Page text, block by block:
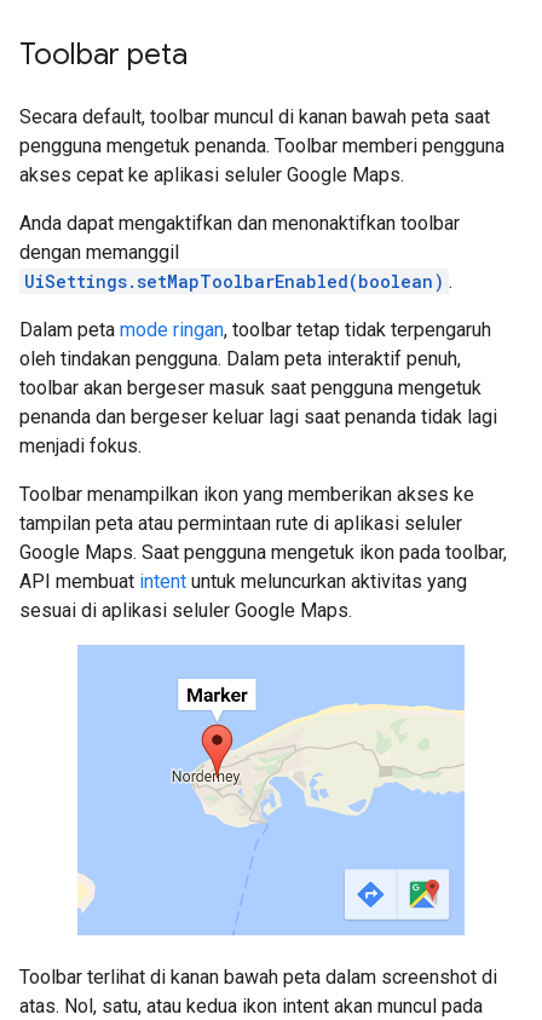
Toolbar peta
Secara default, toolbar muncul di kanan bawah peta saat
pengguna mengetuk penanda. Toolbar memberi pengguna
akses cepat ke aplikasi seluler Google Maps.
Anda dapat mengaktifkan dan menonaktifkan toolbar
dengan memanggil
UiSettings.setMapToolbarEnabled(boolean) .
Dalam peta mode ringan, toolbar tetap tidak terpengaruh
oleh tindakan pengguna. Dalam peta interaktif penuh,
toolbar akan bergeser masuk saat pengguna mengetuk
penanda dan bergeser keluar lagi saat penanda tidak lagi
menjadi fokus.
Toolbar menampilkan ikon yang memberikan akses ke
tampilan peta atau permintaan rute di aplikasi seluler
Google Maps. Saat pengguna mengetuk ikon pada toolbar,
API membuat intent untuk meluncurkan aktivitas yang
sesuai di aplikasi seluler Google Maps.
Toolbar terlihat di kanan bawah peta dalam screenshot di
atas. Nol, satu, atau kedua ikon intent akan muncul pada